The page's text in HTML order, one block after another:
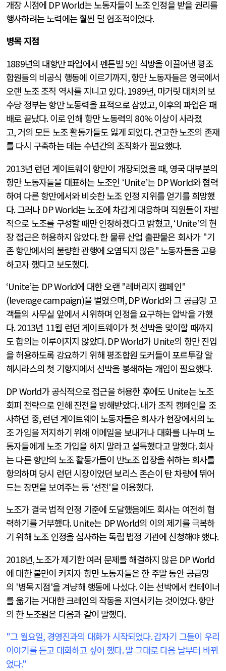
개장 시점에 DP World는 노동자들이 노조 인정을 받을 권리를
행사하려는 노력에는 훨씬 덜 협조적이었다.
병목 지점
1889년의 대항만 파업에서 펜튼빌 5인 석방을 이끌어낸 평조
합원들의 비공식 행동에 이르기까지,항만 노동자들은 영국에서
오랜 노조 조직 역사를 지니고 있다. 1989년, 마거릿 대처의 보
수당 정부는 항만 노동력을 표적으로 삼았고,이후의 파업은 패
배로 끝났다.이로 인해 항만 노동력의 80%이상이 사라졌
고,거의 모든 노조 활동가들도 잃게 되었다.견고한 노조의 존재
를 다시 구축하는 데는 수년간의 조직화가 필요했다.
2013년 런던 게이트웨이 항만이 개장되었을 때, 영국 대부분의
항만 노동자들을 대표하는 노조인 ‘Unite’는 DP World와 협력
하여 다른 항만에서와 비슷한 노조 인정 지위를 얻기를 희망했
다.그러나 DP World는 노조에 차갑게 대응하며 직원들이 자발
적으로 노조를 구성할 때만 인정하겠다고 밝혔고, ‘Unite’의 현
장 접근은 허용하지 않았다.한 물류 산업 출판물은 회사가 "기
존 항만에서의 불량한 관행에 오염되지 않은" 노동자들을 고용
하고자 했다고 보도했다.
‘Unite’는 DP World에 대한 오랜 "레버리지 캠페인"
(leverage campaign)을 벌였으며, DP World와 그 공급망 고
객들의 사무실 앞에서 시위하며 인정을 요구하는 압박을 가했
다. 2013년 11월 런던 게이트웨이가 첫 선박을 맞이할 때까지
도 합의는 이루어지지 않았다. DP World가 Unite의 항만 진입
을 허용하도록 강요하기 위해 평조합원 도커들이 포르투갈 알
헤시라스의 첫 기항지에서 선박을 봉쇄하는 개입이 필요했다.
DP World가 공식적으로 접근을 허용한 후에도 Unite는 노조
회피 전략으로 인해 진전을 방해받았다.내가 조직 캠페인을 조
사하던 중,런던 게이트웨이 노동자들은 회사가 현장에서의 노
조 가입을 저지하기 위해 이메일을 보내거나 대화를 나누며 노
동자들에게 노조 가입을 하지 말라고 설득했다고 말했다.회사
는 다른 항만의 노조 활동가들이 반노조 입장을 취하는 회사를
항의하며 당시 런던 시장이었던 보리스 존슨이 탄 차량에 뛰어
드는 장면을 보여주는 등 '선전'을 이용했다.
노조가 결국 법적 인정 기준에 도달했음에도 회사는 여전히 협
력하기를 거부했다. Unite는 DP World의 이의 제기를 극복하
기 위해 노조 인정을 심사하는 독립 법정 기관에 신청해야 했다.
2018년,노조가 제기한 여러 문제를 해결하지 않은 DP World
에 대한 불만이 커지자 항만 노동자들은 한 주말 동안 공급망
의 '병목 지점'을 겨냥해 행동에 나섰다.이는 선박에서 컨테이너
를 옮기는 거대한 크레인의 작동을 지연시키는 것이었다.항만
의 한 노조원은 다음과 같이 말했다.
"그 월요일, 경영진과의 대화가 시작되었다.갑자기 그들이 우리
이야기를 듣고 대화하고 싶어 했다.말 그대로 다음 날부터 바뀌
었다."